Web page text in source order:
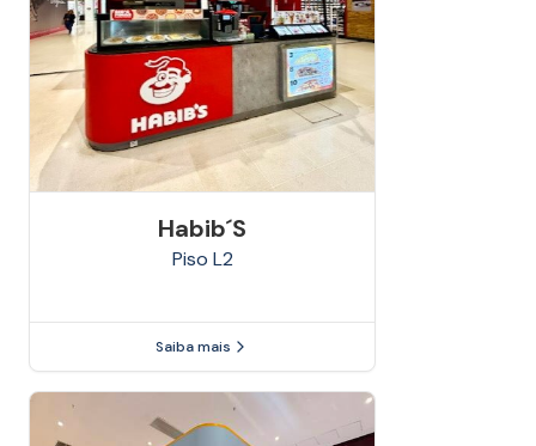
Habib´s
Piso L2
Saiba mais